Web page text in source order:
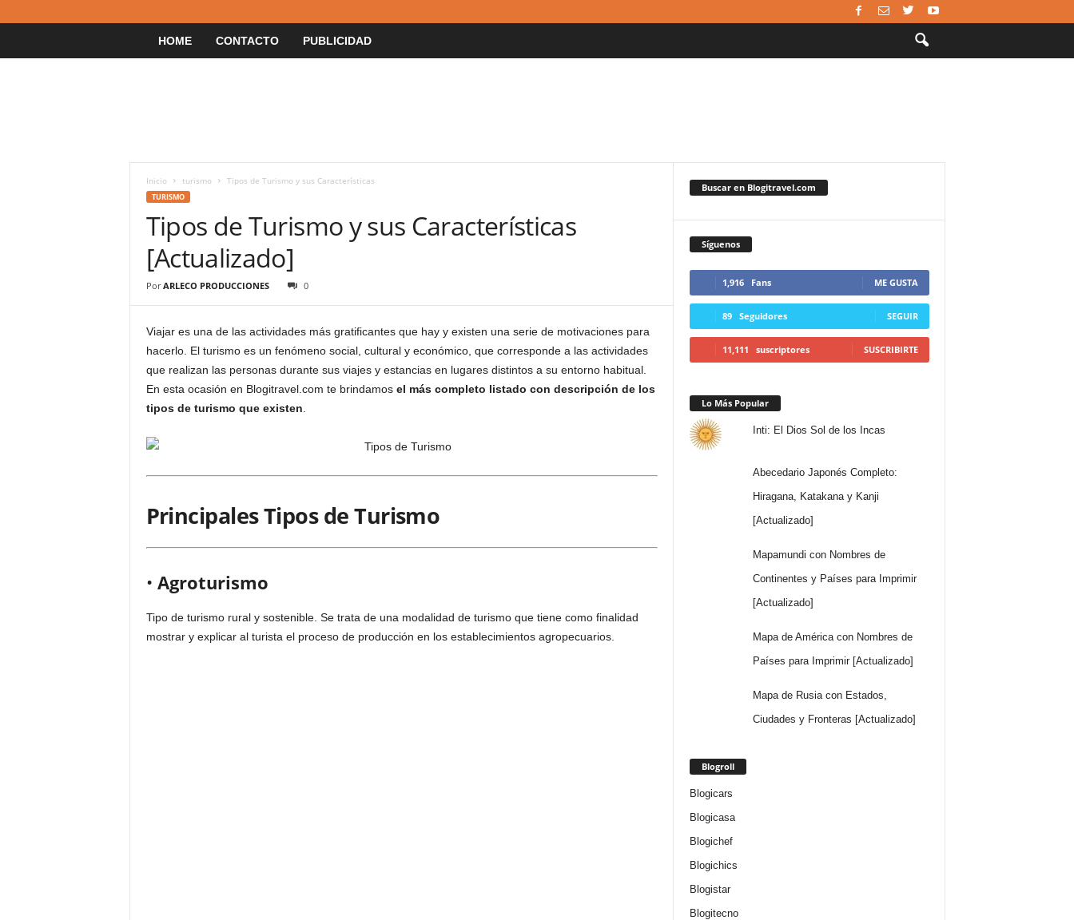
HOME CONTACTO PUBLICIDAD
Inicio turismo Tipos de Turismo y sus Características
TURISMO
Tipos de Turismo y sus Características
[Actualizado]
Por ARLECO PRODUCCIONES 0
Viajar es una de las actividades más gratificantes que hay y existen una serie de motivaciones para
hacerlo. El turismo es un fenómeno social, cultural y económico, que corresponde a las actividades
que realizan las personas durante sus viajes y estancias en lugares distintos a su entorno habitual.
En esta ocasión en Blogitravel.com te brindamos el más completo listado con descripción de los
tipos de turismo que existen
Principales Tipos de Turismo
• Agroturismo
Tipo de turismo rural y sostenible. Se trata de una modalidad de turismo que tiene como finalidad
mostrar y explicar al turista el proceso de producción en los establecimientos agropecuarios.
Buscar en Blogitravel.com
Síguenos
1,916 Fans ME GUSTA
89 Seguidores SEGUIR
11,111 suscriptores SUSCRIBIRTE
Lo Más Popular
Inti: El Dios Sol de los Incas
Abecedario Japonés Completo:
Hiragana, Katakana y Kanji
[Actualizado]
Mapamundi con Nombres de
Continentes y Países para Imprimir
[Actualizado]
Mapa de América con Nombres de
Países para Imprimir [Actualizado]
Mapa de Rusia con Estados,
Ciudades y Fronteras [Actualizado]
Blogroll
Blogicars
Blogicasa
Blogichef
Blogichics
Blogistar
Blogitecno